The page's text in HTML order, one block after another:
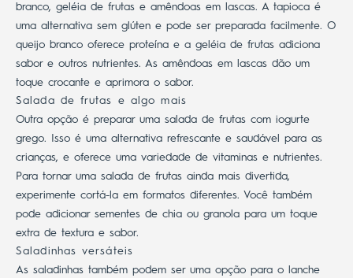
branco, geléia de frutas e amêndoas em lascas. A tapioca é
uma alternativa sem glúten e pode ser preparada facilmente. O
queijo branco oferece proteína e a geléia de frutas adiciona
sabor e outros nutrientes. As amêndoas em lascas dão um
toque crocante e aprimora o sabor.
Salada de frutas e algo mais
Outra opção é preparar uma salada de frutas com iogurte
grego. Isso é uma alternativa refrescante e saudável para as
crianças, e oferece uma variedade de vitaminas e nutrientes.
Para tornar uma salada de frutas ainda mais divertida,
experimente cortá-la em formatos diferentes. Você também
pode adicionar sementes de chia ou granola para um toque
extra de textura e sabor.
Saladinhas versáteis
As saladinhas também podem ser uma opção para o lanche